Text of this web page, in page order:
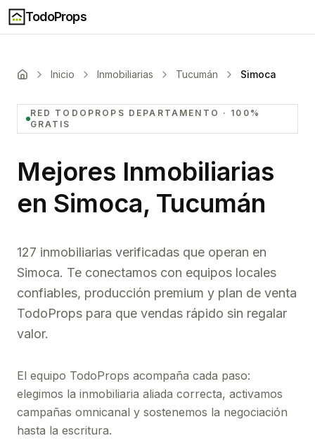
TodoProps
Inicio Inmobiliarias Tucumán Simoca
RED TODOPROPS DEPARTAMENTO · 100%
GRATIS
Mejores Inmobiliarias
en Simoca, Tucumán
127 inmobiliarias verificadas que operan en
Simoca. Te conectamos con equipos locales
confiables, producción premium y plan de venta
TodoProps para que vendas rápido sin regalar
valor.
El equipo TodoProps acompaña cada paso:
elegimos la inmobiliaria aliada correcta, activamos
campañas omnicanal y sostenemos la negociación
hasta la escritura.